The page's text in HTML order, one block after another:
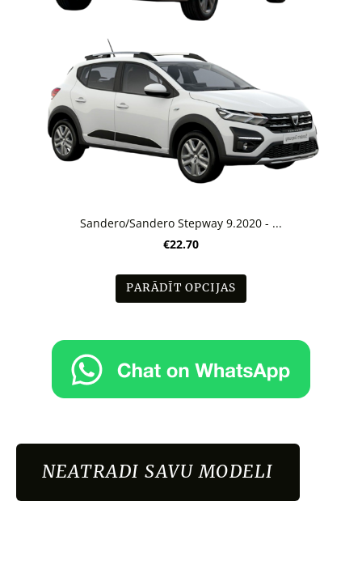
NEATRADI SAVU MODELI
Sandero/Sandero Stepway 9.2020 - ...
€22.70
PARĀDĪT OPCIJAS